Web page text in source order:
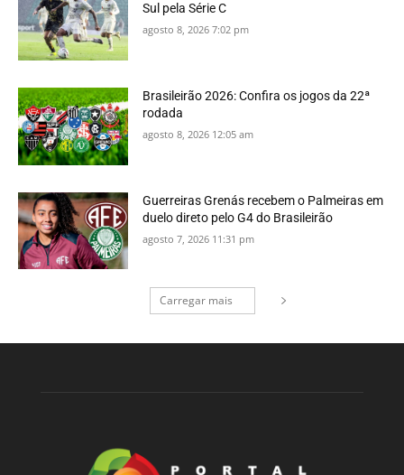
Sul pela Série C
agosto 8, 2026 7:02 pm
Brasileirão 2026: Confira os jogos da 22ª
rodada
agosto 8, 2026 12:05 am
Guerreiras Grenás recebem o Palmeiras em
duelo direto pelo G4 do Brasileirão
agosto 7, 2026 11:31 pm
Carregar mais